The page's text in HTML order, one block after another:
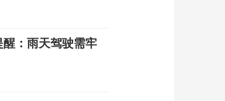
：雨天驾驶需牢